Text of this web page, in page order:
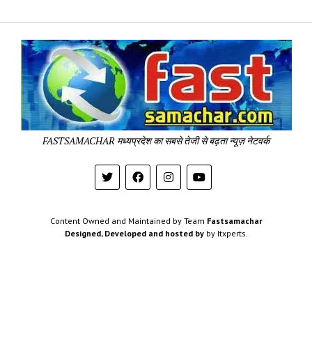
-
FASTSAMACHAR मध्यप्रदेश का सबसे तेजी से बढ़ता न्यूज़ नेटवर्क
Content Owned and Maintained by Team Fastsamachar
Designed, Developed and hosted byby Itxperts.